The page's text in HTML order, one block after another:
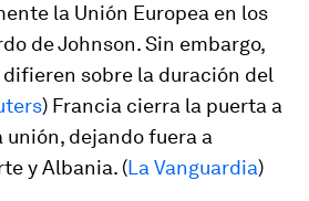
la Unión Europea en los
de Johnson. Sin embargo,
difieren sobre la duración del
) Francia cierra la puerta a
dejando fuera a
y Albania. (La Vanguardia)